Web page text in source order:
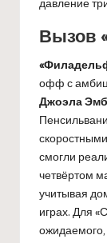
давление
Вызов
офф с
Джоэла
смогли
четвёртом
учитывая
играх. Для